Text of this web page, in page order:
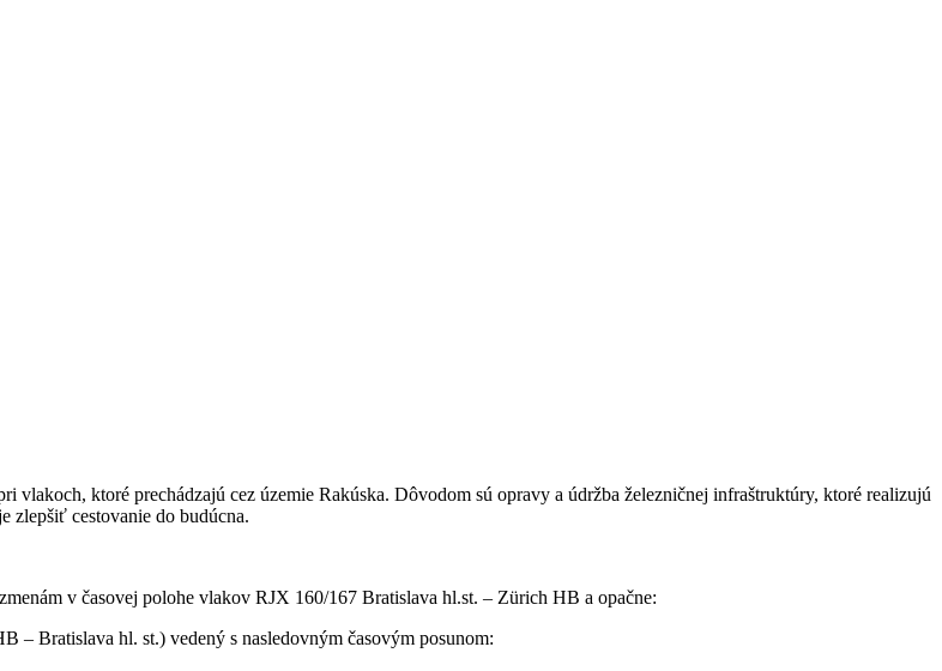
ktoré prechádzajú cez územie Rakúska. Dôvodom sú opravy a údržba železničnej infraštruktúry, ktoré realizujú
zlepšiť cestovanie do budúcna.
v časovej polohe vlakov RJX 160/167 Bratislava hl.st. – Zürich HB a opačne:
– Bratislava hl. st.) vedený s nasledovným časovým posunom: